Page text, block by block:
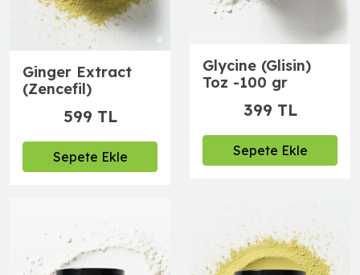
Ginger Extract
(Zencefil)
599 TL
Sepete Ekle
Glycine (Glisin)
Toz -100 gr
399 TL
Sepete Ekle